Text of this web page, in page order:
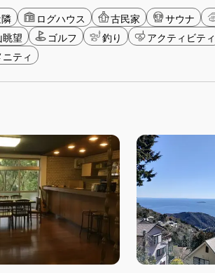
ログハウス 古民家 サウナ
望 ゴルフ 釣り アクティビティ
ティ